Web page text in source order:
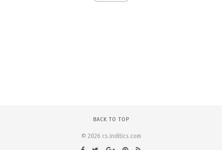
BACK TO TOP
© 2026 cs.inditics.com